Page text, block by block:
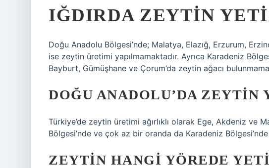
IĞDIRDA ZEYTIN
Doğu Anadolu Bölgesi’nde; Malatya, Elazığ, Erzurum,
ise zeytin üretimi yapılmamaktadır. Ayrıca Karadeniz
Bayburt, Gümüşhane ve Çorum’da zeytin ağacı
DOĞU ANADOLU’DA ZEYTIN
Türkiye’de zeytin üretimi ağırlıklı olarak Ege, Akdeniz ve
Bölgesi’nde ve çok az bir oranda da Karadeniz Bölgesi’nde
ZEYTIN HANGI YÖREDE